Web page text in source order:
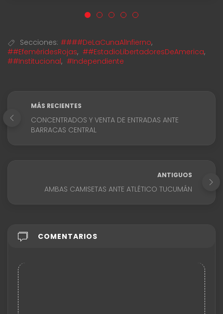
Secciones: ####DeLaCunaAlInfierno,
##EfeméridesRojas, ##EstadioLibertadoresDeAmerica,
##Institucional, #Independiente
MÁS RECIENTES
CONCENTRADOS Y VENTA DE ENTRADAS ANTE
BARRACAS CENTRAL
ANTIGUOS
AMBAS CAMISETAS ANTE ATLÉTICO TUCUMÁN
COMENTARIOS